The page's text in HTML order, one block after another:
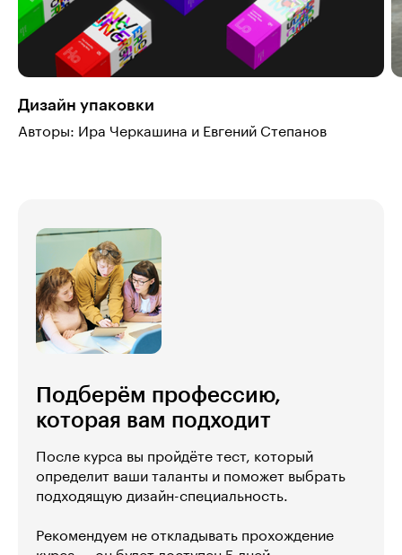
Дизайн упаковки
Авторы: Ира Черкашина и Евгений Степанов
Подберём профессию,
которая вам подходит
После курса вы пройдёте тест, который
определит ваши таланты и поможет выбрать
подходящую дизайн-специальность.
Рекомендуем не откладывать прохождение